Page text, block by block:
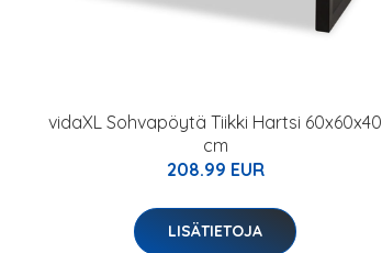
vidaXL Sohvapöytä Tiikki Hartsi 60x60x40
cm
208.99 EUR
LISÄTIETOJA